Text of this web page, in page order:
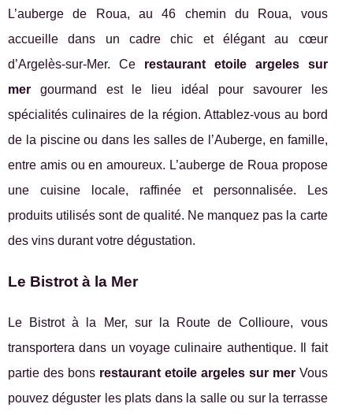
L’auberge de Roua, au 46 chemin du Roua, vous
accueille dans un cadre chic et élégant au cœur
d’Argelès-sur-Mer. Ce restaurant etoile argeles sur
mer gourmand est le lieu idéal pour savourer les
spécialités culinaires de la région. Attablez-vous au bord
de la piscine ou dans les salles de l’Auberge, en famille,
entre amis ou en amoureux. L’auberge de Roua propose
une cuisine locale, raffinée et personnalisée. Les
produits utilisés sont de qualité. Ne manquez pas la carte
des vins durant votre dégustation.
Le Bistrot à la Mer
Le Bistrot à la Mer, sur la Route de Collioure, vous
transportera dans un voyage culinaire authentique. Il fait
partie des bons restaurant etoile argeles sur merVous
pouvez déguster les plats dans la salle ou sur la terrasse